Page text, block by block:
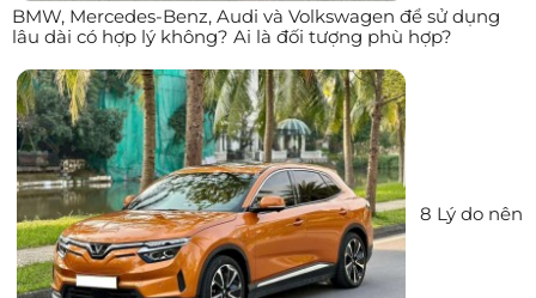
BMW, Mercedes-Benz, Audi và Volkswagen để sử dụng
lâu dài có hợp lý không? Ai là đối tượng phù hợp?
8 Lý do nên